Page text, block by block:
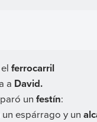
ferrocarril
a David.
un festín:
espárrago y un